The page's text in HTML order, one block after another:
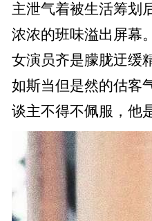
主泄气着被生活筹划
浓浓的班味溢出屏幕
女演员齐是朦胧迂缓
如斯当但是然的估客
谈主不得不佩服，他